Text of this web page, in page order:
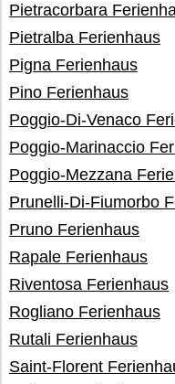
Pietracorbara
Pietralba Ferienhaus
Pigna Ferienhaus
Pino Ferienhaus
Poggio-Di-Venaco
Poggio-Marinaccio
Poggio-Mezzana
Prunelli-Di-Fiumorbo
Pruno Ferienhaus
Rapale Ferienhaus
Riventosa Ferienhaus
Rogliano Ferienhaus
Rutali Ferienhaus
Saint-Florent